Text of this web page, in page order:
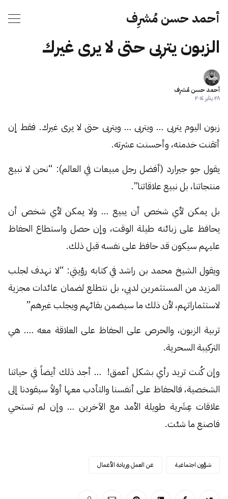
أحمد حسن مُشرِف
الزبون يتربى حتى لا يرى غيرك
أحمد حسن مُشرِف
٢٨ يناير ٢٠١٤
زبون اليوم يتربى … ويتربى … ويتربى حتى لا يرى غيرك. فقط إن
أتقنت خدمته، وأحسنت عشرته.
يقول جو جيرارد (أفضل رجل مبيعات في العالم): “نحن لا نبيع
منتجاتنا، بل نبيع علاقاتنا”.
بل يمكن لأي شخص أن يبيع … ولا يمكن لأي شخص أن
يحافظ على زبائنه طيلة الوقت، وإن حصل واستطاع الحفاظ
عليهم سيكون قد حافظ على نفسه قبل ذلك.
ويقول الشيخ محمد بن راشد في كتابه رؤيتي: “لا نهدف لجلب
المزيد من المستثمرين لدبي، بل نتطلع لضمان عائدات مجزية
لاستثماراتهم، لأن ذلك ما سيضمن بقائهم ويجلب غيرهم”
تربية الزبون، والحرص على الحفاظ على العلاقة معه …. هي
التركيبة السحرية.
وإن كُنت تريد رأي بشكل أعمق! … أجد ذلك أيضاً في حياتنا
الشخصية، فالحفاظ على أنفسنا والتأدب معها أولاً سيقودنا إلى
علاقات عِشَرية طويلة الأمد مع الآخرين … وإن لم تستحي
فاصنع ما شئت.
شؤون اجتماعية عن العمل وريادة الأعمال